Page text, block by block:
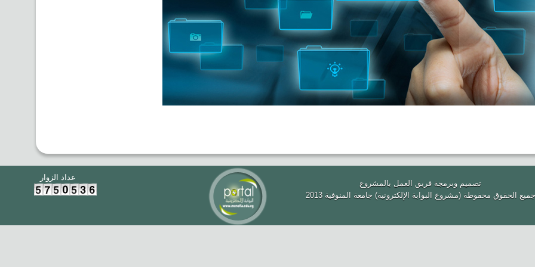
تصميم وبرمجة فريق العمل بالمشروع
جميع الحقوق محفوطة (مشروع البوابة الإلكترونية) جامعة المنوفية 2013
عداد الزوار